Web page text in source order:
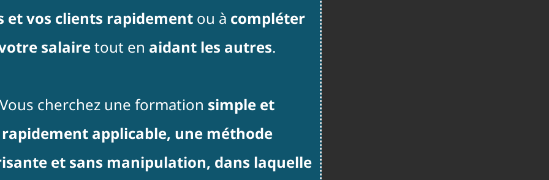
et vos clients rapidement ou à compléter
salairetout en aidant les autres.
Vous cherchez une formation simple et
rapidement applicable, une méthode
et sans manipulation, dans laquelle